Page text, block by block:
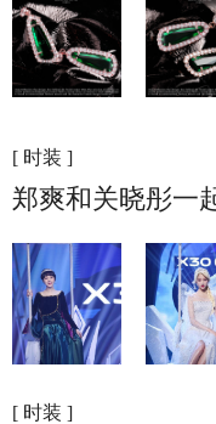
[ 时装 ]
郑爽和关晓彤一
[ 时装 ]